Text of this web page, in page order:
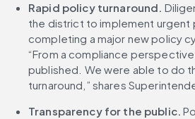
Rapid policy turnaround.
the district to implement urgent
completing a major new policy
“From a compliance
published. We were able to do
turnaround,” shares
Transparency for the public.